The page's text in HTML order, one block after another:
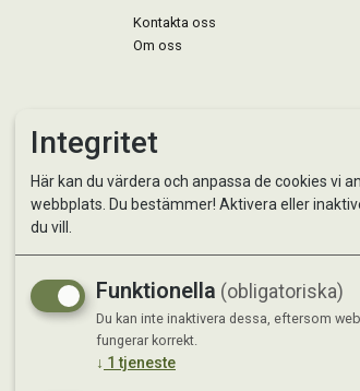
Kontakta oss
Om oss
Integritet
Här kan du värdera och anpassa de cookies vi
webbplats. Du bestämmer! Aktivera eller
du vill.
Funktionella (obligatoriska)
Du kan inte inaktivera dessa, eftersom
fungerar korrekt.
↓ 1 tjeneste